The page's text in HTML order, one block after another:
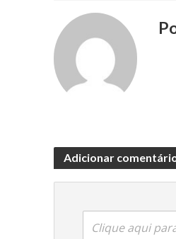
Adicionar
Clique aqui